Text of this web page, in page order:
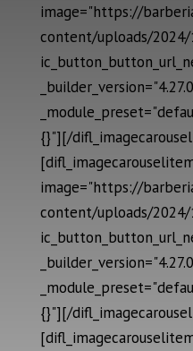
image="https://
content/uploads/2024/
{}"][/
image="https://
content/uploads/2024/
{}"][/